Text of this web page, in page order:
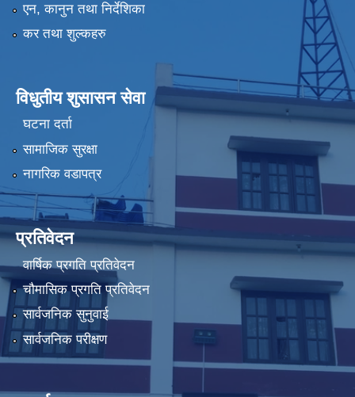
एन, कानुन तथा निर्देशिका
कर तथा शुल्कहरु
विधुतीय शुसासन सेवा
घटना दर्ता
सामाजिक सुरक्षा
नागरिक वडापत्र
प्रतिवेदन
वार्षिक प्रगति प्रतिवेदन
चौमासिक प्रगति प्रतिवेदन
सार्वजनिक सुनुवाई
सार्वजनिक परीक्षण